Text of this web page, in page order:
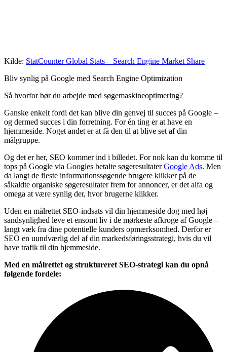
Kilde: StatCounter Global Stats – Search Engine Market Share
Bliv synlig på Google med Search Engine Optimization
Så hvorfor bør du arbejde med søgemaskineoptimering?
Ganske enkelt fordi det kan blive din genvej til succes på Google –
og dermed succes i din forretning. For én ting er at have en
hjemmeside. Noget andet er at få den til at blive set af din
målgruppe.
Og det er her, SEO kommer ind i billedet. For nok kan du komme til
tops på Google via Googles betalte søgeresultaterGoogle Ads. Men
da langt de fleste informationssøgende brugere klikker på de
såkaldte organiske søgeresultater frem for annoncer, er det alfa og
omega at være synlig der, hvor brugerne klikker.
Uden en målrettet SEO-indsats vil din hjemmeside dog med høj
sandsynlighed leve et ensomt liv i de mørkeste afkroge af Google –
langt væk fra dine potentielle kunders opmærksomhed. Derfor er
SEO en uundværlig del af din markedsføringsstrategi, hvis du vil
have trafik til din hjemmeside.
Med en målrettet og struktureret SEO-strategi kan du opnå
følgende fordele: